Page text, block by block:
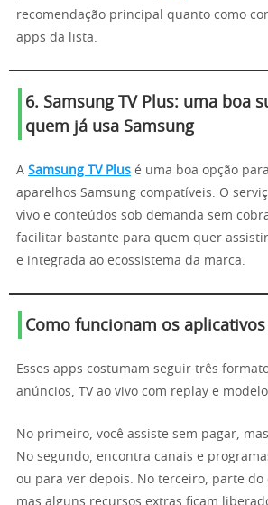
recomendação principal quanto como
apps da lista.
6. Samsung TV Plus: uma boa
quem já usa Samsung
A Samsung TV Plus é uma boa opção
aparelhos Samsung compatíveis. O
vivo e conteúdos sob demanda sem
facilitar bastante para quem quer
e integrada ao ecossistema da marca.
Como funcionam os aplicativos
Esses apps costumam seguir três
anúncios, TV ao vivo com replay e
No primeiro, você assiste sem pagar,
No segundo, encontra canais e
ou para ver depois. No terceiro, parte do
mas alguns recursos extras ficam